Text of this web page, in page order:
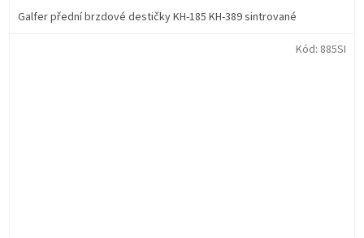
Galfer přední brzdové destičky KH-185 KH-389 sintrované
Kód: 885SI